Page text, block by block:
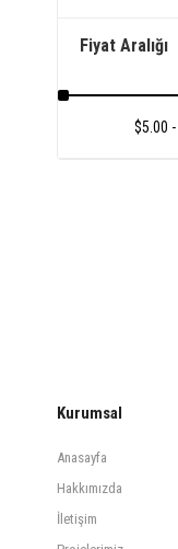
Fiyat Aralığı
$5.00
Kurumsal
Anasayfa
Hakkımızda
İletişim